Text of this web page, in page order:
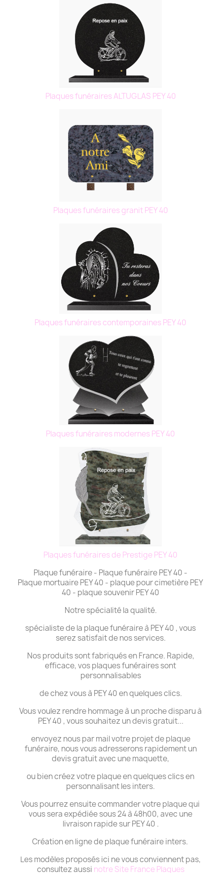
Plaques funéraires ALTUGLAS PEY 40
Plaques funéraires granit PEY 40
Plaques funéraires contemporaines PEY 40
Plaques funéraires modernes PEY 40
Plaques funéraires de Prestige PEY 40
Plaque funéraire - Plaque funéraire PEY 40 -
Plaque mortuaire PEY 40 - plaque pour cimetière PEY
40 - plaque souvenir PEY 40
Notre spécialité la qualité.
spécialiste de la plaque funéraire à PEY 40 , vous
serez satisfait de nos services.
Nos produits sont fabriqués en France. Rapide,
efficace, vos plaques funéraires sont
personnalisables
de chez vous à PEY 40 en quelques clics.
Vous voulez rendre hommage à un proche disparu à
PEY 40 , vous souhaitez un devis gratuit...
envoyez nous par mail votre projet de plaque
funéraire, nous vous adresserons rapidement un
devis gratuit avec une maquette,
ou bien créez votre plaque en quelques clics en
personnalisant les inters.
Vous pourrez ensuite commander votre plaque qui
vous sera expédiée sous 24 à 48h00, avec une
livraison rapide sur PEY 40 .
Création en ligne de plaque funéraire inters.
Les modèles proposés ici ne vous conviennent pas,
consultez aussi notre Site France Plaques